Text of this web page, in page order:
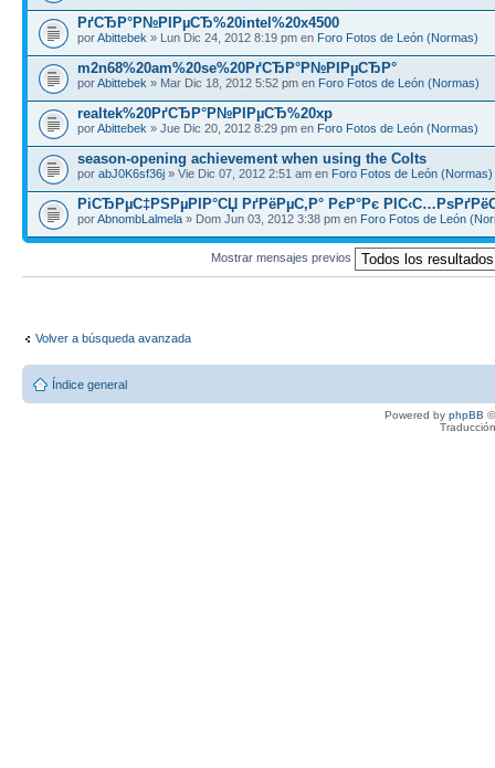
РґСЂР°Р№РІРµСЂ%20intel%20x4500
porAbittebek » Lun Dic 24, 2012 8:19 pm en Foro Fotos de León (Normas)
m2n68%20am%20se%20РґСЂР°Р№РІРµСЂР°
porAbittebek » Mar Dic 18, 2012 5:52 pm en Foro Fotos de León (Normas)
realtek%20РґСЂР°Р№РІРµСЂ%20xp
porAbittebek » Jue Dic 20, 2012 8:29 pm en Foro Fotos de León (Normas)
season-opening achievement when using the Colts
por abJ0K6sf36j » Vie Dic 07, 2012 2:51 am en Foro Fotos de León (Normas)
РіСЂРµС‡РЅРµРІР°СЏ РґРёРµС‚Р° РєР°Рє
porAbnombLalmela » Dom Jun 03, 2012 3:38 pm en Foro Fotos de León
Mostrar mensajes previos
Volver a búsqueda avanzada
Índice general
Powered by phpBB